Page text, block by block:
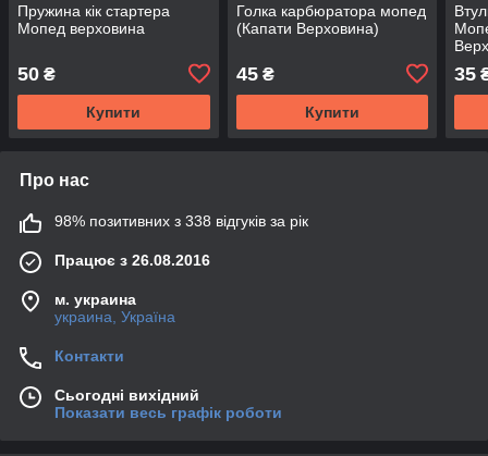
Пружина кік стартера
Мопед верховина
50 ₴
Купити
Голка карбюратора мопед
(Капати Верховина)
45₴
Купити
35
Про нас
98% позитивних з 338 відгуків за рік
Працює з 26.08.2016
м. украина
украина, Україна
Контакти
Сьогодні вихідний
Показати весь графік роботи